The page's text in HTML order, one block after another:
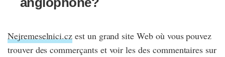
Nejremeselnici.cz est un grand site Web où vous pouvez
trouver des commerçants et voir les des commentaires sur